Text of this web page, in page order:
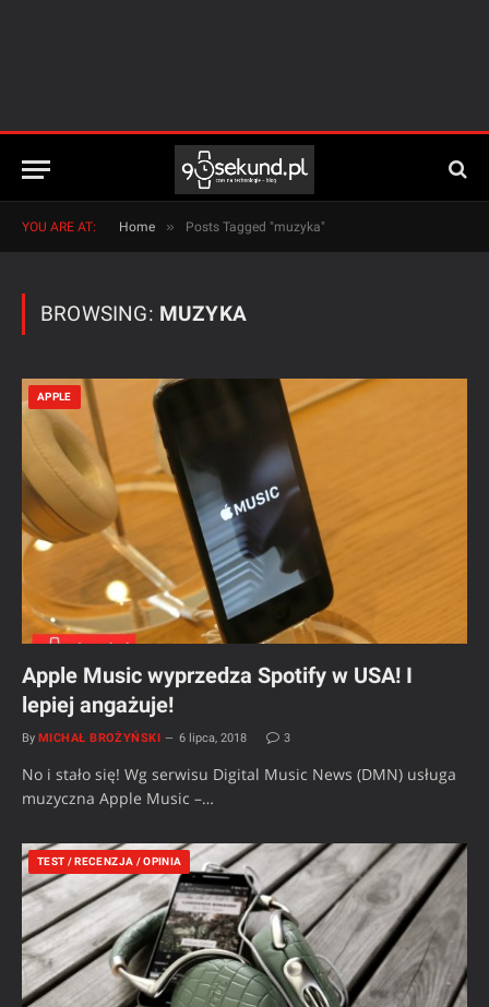
YOU ARE AT: Home » Posts Tagged "muzyka"
BROWSING: MUZYKA
APPLE
Apple Music wyprzedza Spotify w USA! I
lepiej angażuje!
By MICHAŁ BROŻYŃSKI 6 lipca, 2018 3
No i stało się! Wg serwisu Digital Music News (DMN) usługa
muzyczna Apple Music –…
TEST / RECENZJA / OPINIA